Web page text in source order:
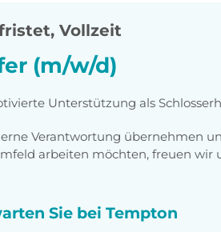
Vollzeit
(m/w/d)
Unterstützung als
Verantwortung übernehmen
arbeiten möchten, freuen wir
Sie bei Tempton